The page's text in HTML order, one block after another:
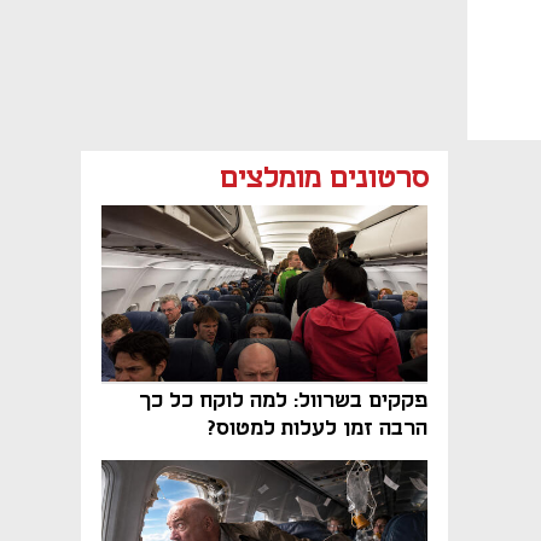
סרטונים מומלצים
פקקים בשרוול: למה לוקח כל כך
הרבה זמן לעלות למטוס?